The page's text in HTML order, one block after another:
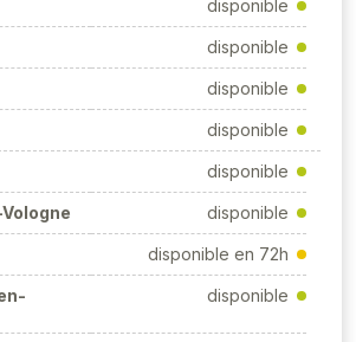
disponible
disponible
disponible
disponible
disponible
disponible
disponible en 72h
disponible